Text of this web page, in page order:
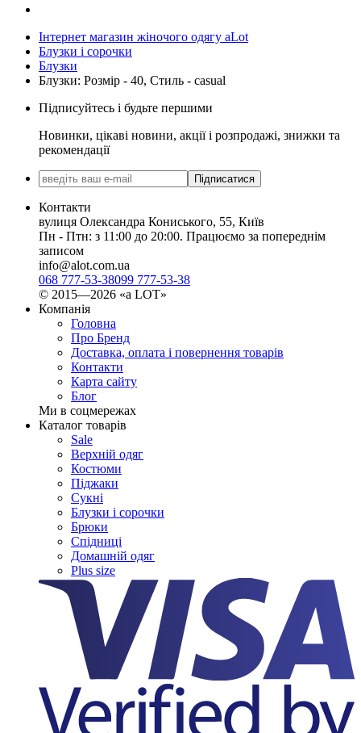
Інтернет магазин жіночого одягу aLot
Блузки і сорочки
Блузки
Блузки: Розмір - 40, Стиль - casual
Підписуйтесь і будьте першими
Новинки, цікаві новини, акції і розпродажі, знижки та
рекомендації
Підписатися
Контакти
вулиця Олександра Кониського, 55, Київ
Пн - Птн: з 11:00 до 20:00. Працюємо за попереднім
записом
info@alot.com.ua
068 777-53-38099 777-53-38
© 2015—2026 «а LOT»
Компанія
Головна
Про Бренд
Доставка, оплата і повернення товарів
Контакти
Карта сайту
Блог
Ми в соцмережах
Каталог товарів
Sale
Верхній одяг
Костюми
Піджаки
Сукні
Блузки і сорочки
Брюки
Спідниці
Домашній одяг
Plus size